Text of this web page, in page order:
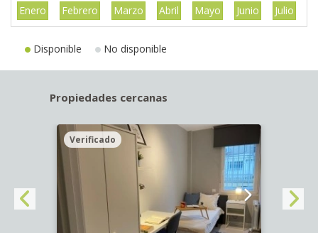
Enero Febrero Marzo Abril Mayo Junio Julio
Disponible No disponible
Propiedades cercanas
Verificado